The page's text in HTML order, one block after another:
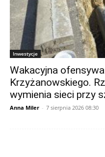
Inwestycje
Wakacyjna
Krzyżanowskiego.
wymienia sieci przy
Anna Miler - 7 sierpnia 2026 08:30